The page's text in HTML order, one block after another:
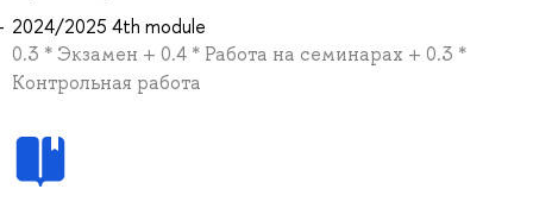
2024/2025 4th module
0.3 * Экзамен + 0.4 * Работа на семинарах + 0.3 *
Контрольная работа